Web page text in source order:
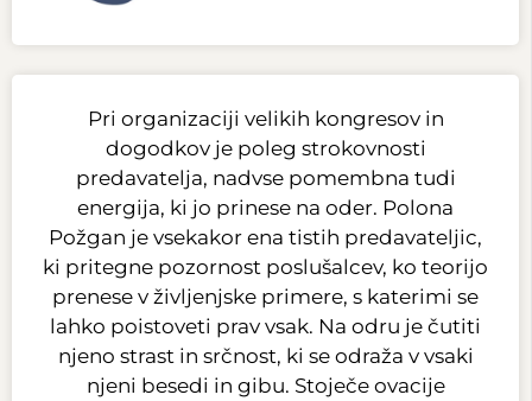
Pri organizaciji velikih kongresov in
dogodkov je poleg strokovnosti
predavatelja, nadvse pomembna tudi
energija, ki jo prinese na oder. Polona
Požgan je vsekakor ena tistih predavateljic,
ki pritegne pozornost poslušalcev, ko teorijo
prenese v življenjske primere, s katerimi se
lahko poistoveti prav vsak. Na odru je čutiti
njeno strast in srčnost, ki se odraža v vsaki
njeni besedi in gibu. Stoječe ovacije